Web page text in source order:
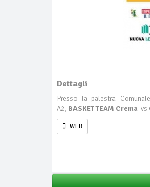
Dettagli
Presso la palestra
A2, BASKET TEAM Crema vs
WEB